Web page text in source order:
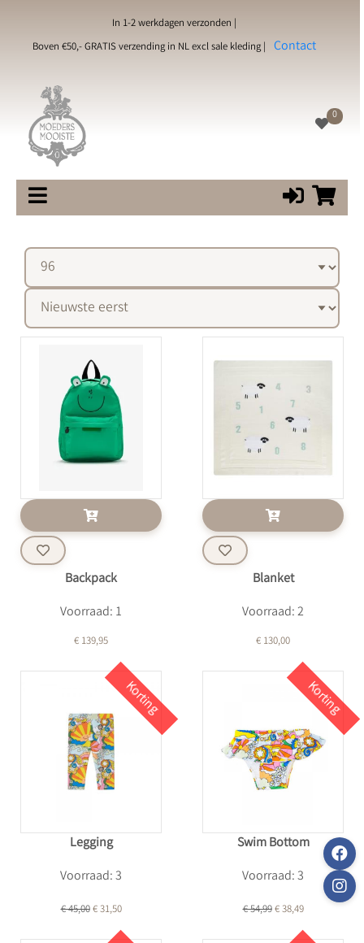
In 1-2 werkdagen verzonden |
Boven €50,- GRATIS verzending in NL excl sale kleding | Contact
0
Backpack
Voorraad: 1
€ 139,95
Blanket
Voorraad: 2
€ 130,00
Korting
Legging
Voorraad: 3
€ 45,00€ 31,50
Korting
Swim Bottom
Voorraad: 3
€ 54,99€ 38,49